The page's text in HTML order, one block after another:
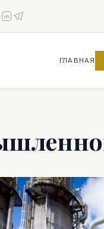
ГЛАВНАЯ